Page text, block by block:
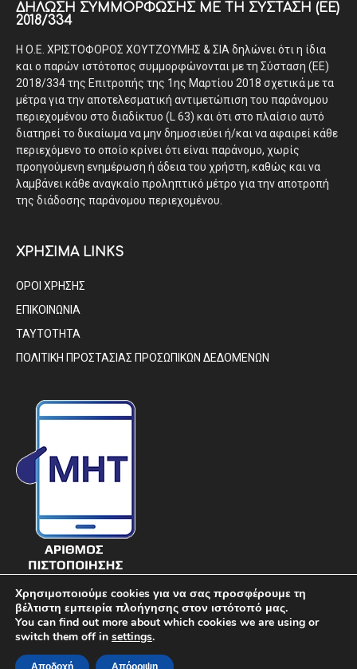
ΔΉΛΩΣΗ ΣΥΜΜΌΡΦΩΣΗΣ ΜΕ ΤΗ ΣΎΣΤΑΣΗ (ΕΕ)
2018/334
Η Ο.Ε. ΧΡΙΣΤΟΦΟΡΟΣ ΧΟΥΤΖΟΥΜΗΣ & ΣΙΑ δηλώνει ότι η ίδια
και ο παρών ιστότοπος συμμορφώνονται με τη Σύσταση (ΕΕ)
2018/334 της Επιτροπής της 1ης Μαρτίου 2018 σχετικά με τα
μέτρα για την αποτελεσματική αντιμετώπιση του παράνομου
περιεχομένου στο διαδίκτυο (L 63) και ότι στο πλαίσιο αυτό
διατηρεί το δικαίωμα να μην δημοσιεύει ή/και να αφαιρεί κάθε
περιεχόμενο το οποίο κρίνει ότι είναι παράνομο, χωρίς
προηγούμενη ενημέρωση ή άδεια του χρήστη, καθώς και να
λαμβάνει κάθε αναγκαίο προληπτικό μέτρο για την αποτροπή
της διάδοσης παράνομου περιεχομένου.
ΧΡΗΣΙΜΑ LINKS
ΟΡΟΙ ΧΡΗΣΗΣ
ΕΠΙΚΟΙΝΩΝΙΑ
ΤΑΥΤΟΤΗΤΑ
ΠΟΛΙΤΙΚΗ ΠΡΟΣΤΑΣΙΑΣ ΠΡΟΣΩΠΙΚΩΝ ΔΕΔΟΜΕΝΩΝ
© DIAVIMA.GR - «ΔΙΑΒΗΜΑ» ΕΒΔΟΜΑΔΙΑΙΑ ΠΟΛΙΤΙΚΗ ΣΑΤΙΡΙΚΗ
Χρησιμοποιούμε cookies για να σας προσφέρουμε τη
βέλτιστη εμπειρία πλοήγησης στον ιστότοπό μας.
You can find out more about which cookies we are using or
switch them off in settings.